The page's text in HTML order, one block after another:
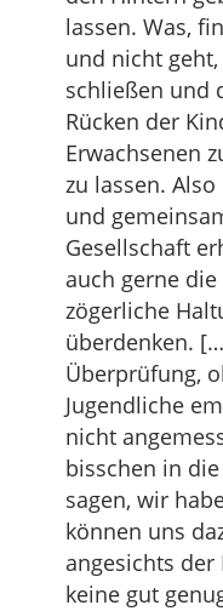
lassen. Was,
und nicht
schließen und
Rücken der
Erwachsenen
zu lassen. Also
und
Gesellschaft
auch gerne
zögerliche
überdenken.
Überprüfung,
Jugendliche
nicht
bisschen in
sagen, wir
können uns
angesichts
keine gut